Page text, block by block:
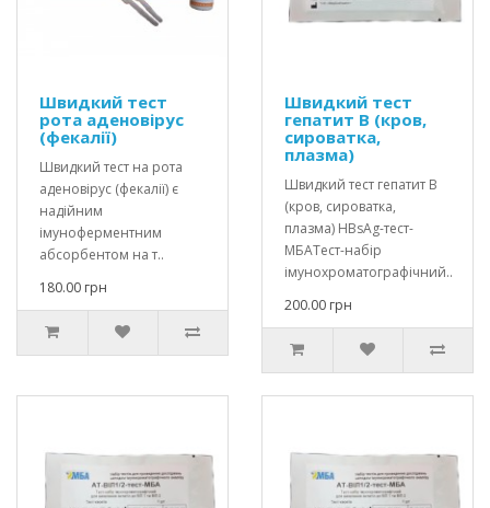
Швидкий тест
рота аденовірус
(фекалії)
Швидкий тест на рота
аденовірус (фекалії) є
надійним
імуноферментним
абсорбентом на т..
180.00 грн
Швидкий тест
гепатит В (кров,
сироватка,
плазма)
Швидкий тест гепатит В
(кров, сироватка,
плазма) HBsAg-тест-
МБАТест-набір
імунохроматографічний..
200.00 грн